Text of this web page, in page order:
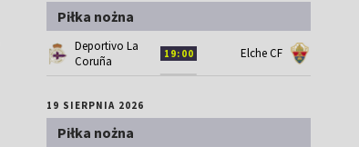
Piłka nożna
Deportivo La
Coruña
19:00 Elche CF
19 SIERPNIA 2026
Piłka nożna